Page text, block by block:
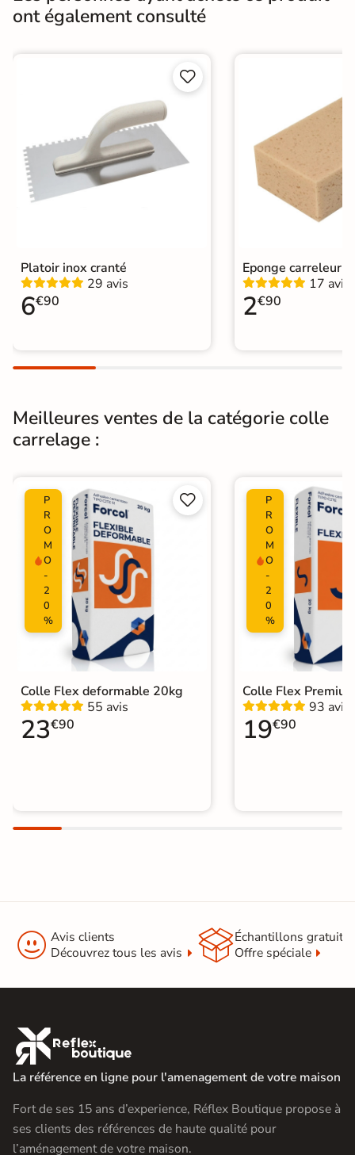
Fabricants Prb
ont également consulté


Platoir inox cranté
29 avis
6€90
Eponge carreleur
17 avis
2€90
Meilleures ventes de la catégorie colle
carrelage :
P
R
O
M
O
-
2
0
%


Colle Flex deformable 20kg
55 avis
23€90
P
R
O
M
O
-
2
0
%
Colle Flex
93 avis
19€90
 Avis clients
Découvrez tous les avis
Échantillons gratuit
Offre spéciale

La référence en ligne pour l'amenagement de votre maison
Fort de ses 15 ans d’experience, Réflex Boutique propose à
ses clients des références de haute qualité pour
l’aménagement de votre maison.